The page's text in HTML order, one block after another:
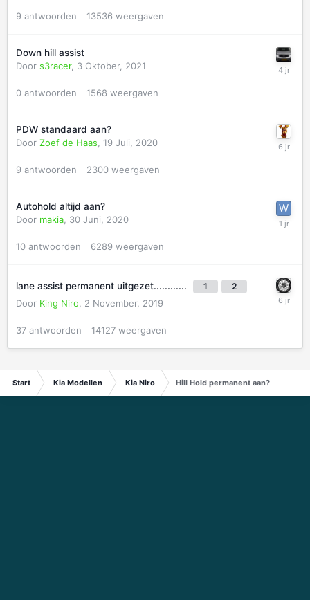
9 antwoorden 13536 weergaven
Down hill assist
Door s3racer, 3 Oktober, 2021
0 antwoorden 1568 weergaven
PDW standaard aan?
Door Zoef de Haas, 19 Juli, 2020
9 antwoorden 2300 weergaven
Autohold altijd aan?
Door makia, 30 Juni, 2020
10 antwoorden 6289 weergaven
lane assist permanent uitgezet............ 1 2
Door King Niro, 2 November, 2019
37 antwoorden 14127 weergaven
Start Kia Modellen Kia Niro Hill Hold permanent aan?